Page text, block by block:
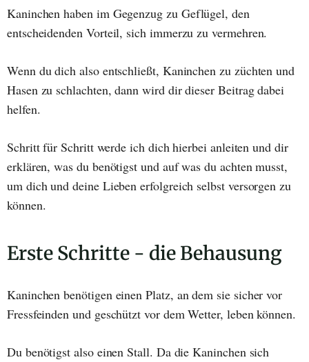
Kaninchen haben im Gegenzug zu Geflügel, den
entscheidenden Vorteil, sich immerzu zu vermehren.
Wenn du dich also entschließt, Kaninchen zu züchten und
Hasen zu schlachten, dann wird dir dieser Beitrag dabei
helfen.
Schritt für Schritt werde ich dich hierbei anleiten und dir
erklären, was du benötigst und auf was du achten musst,
um dich und deine Lieben erfolgreich selbst versorgen zu
können.
Erste Schritte - die Behausung
Kaninchen benötigen einen Platz, an dem sie sicher vor
Fressfeinden und geschützt vor dem Wetter, leben können.
Du benötigst also einen Stall. Da die Kaninchen sich